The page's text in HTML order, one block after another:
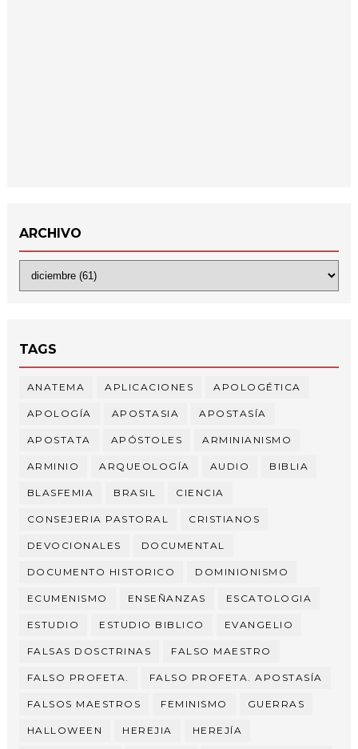
ARCHIVO
TAGS
ANATEMA APLICACIONES APOLOGÉTICA
APOLOGÍA APOSTASIA APOSTASÍA
APOSTATA APÓSTOLES ARMINIANISMO
ARMINIO ARQUEOLOGÍA AUDIO BIBLIA
BLASFEMIA BRASIL CIENCIA
CONSEJERIA PASTORAL CRISTIANOS
DEVOCIONALES DOCUMENTAL
DOCUMENTO HISTORICO DOMINIONISMO
ECUMENISMO ENSEÑANZAS ESCATOLOGIA
ESTUDIO ESTUDIO BIBLICO EVANGELIO
FALSAS DOSCTRINAS FALSO MAESTRO
FALSO PROFETA. FALSO PROFETA. APOSTASÍA
FALSOS MAESTROS FEMINISMO GUERRAS
HALLOWEEN HEREJIA HEREJÍA